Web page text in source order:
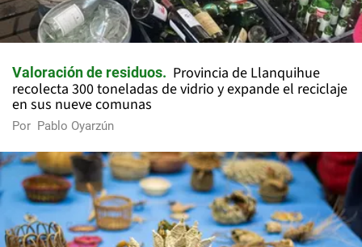
Valoración de residuos
Provincia de Llanquihue
recolecta 300 toneladas de vidrio y expande el reciclaje
en sus nueve comunas
Por Pablo Oyarzún